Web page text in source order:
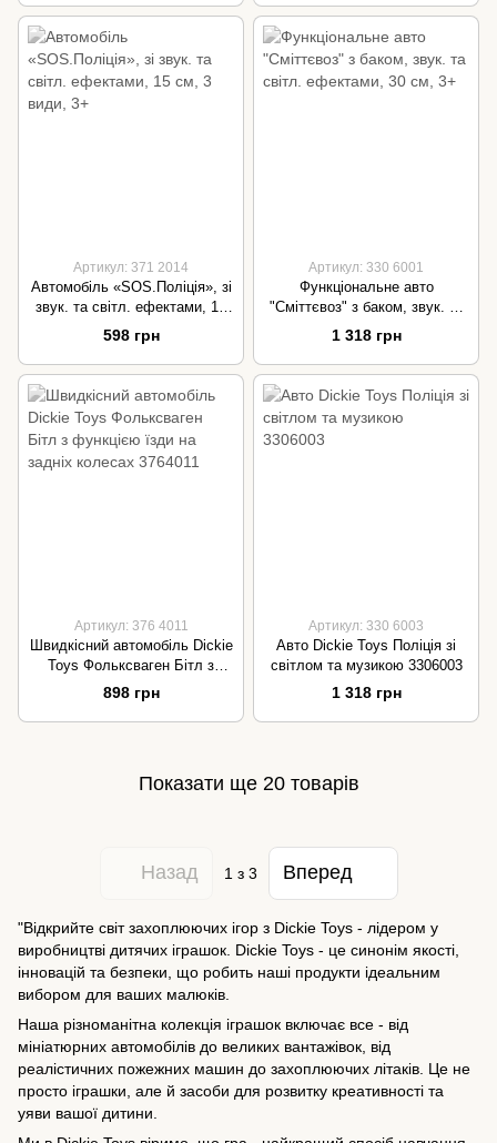
Артикул: 371 2014
Автомобіль «SOS.Поліція», зі
звук. та світл. ефектами, 15
см, 3 види, 3+
598 грн
Артикул: 330 6001
Функціональне авто
"Сміттєвоз" з баком, звук. та
світл. ефектами, 30 см, 3+
1 318 грн
Артикул: 376 4011
Швидкісний автомобіль Dickie
Toys Фольксваген Бітл з
функцією їзди на задніх
колесах 3764011
898 грн
Артикул: 330 6003
Авто Dickie Toys Поліція зі
світлом та музикою 3306003
1 318 грн
Показати ще 20 товарів
Назад 1 з 3 Вперед
"Відкрийте світ захоплюючих ігор з Dickie Toys - лідером у
виробництві дитячих іграшок. Dickie Toys - це синонім якості,
інновацій та безпеки, що робить наші продукти ідеальним
вибором для ваших малюків.
Наша різноманітна колекція іграшок включає все - від
мініатюрних автомобілів до великих вантажівок, від
реалістичних пожежних машин до захоплюючих літаків. Це не
просто іграшки, але й засоби для розвитку креативності та
уяви вашої дитини.